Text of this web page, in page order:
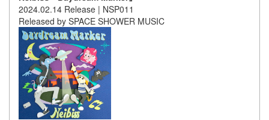
2024.02.14 Release | NSP011
Released by SPACE SHOWER MUSIC